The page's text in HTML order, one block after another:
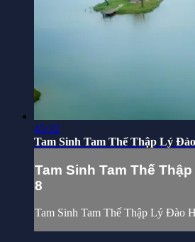
45:32
Tam Sinh Tam Thế Thập Lý
Tam Sinh Tam Thế
8
Tam Sinh Tam Thế Thập Lý Đào